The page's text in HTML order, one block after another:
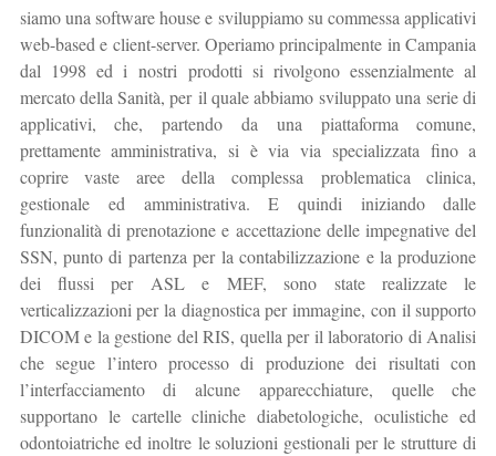
siamo una software house e sviluppiamo su commessa applicativi
web-based e client-server. Operiamo principalmente in Campania
dal 1998 ed i nostri prodotti si rivolgono essenzialmente al
mercato della Sanità, per il quale abbiamo sviluppato una serie di
applicativi, che, partendo da una piattaforma comune,
prettamente amministrativa, si è via via specializzata fino a
coprire vaste aree della complessa problematica clinica,
gestionale ed amministrativa. E quindi iniziando dalle
funzionalità di prenotazione e accettazione delle impegnative del
SSN, punto di partenza per la contabilizzazione e la produzione
dei flussi per ASL e MEF, sono state realizzate le
verticalizzazioni per la diagnostica per immagine, con il supporto
DICOM e la gestione del RIS, quella per il laboratorio di Analisi
che segue l’intero processo di produzione dei risultati con
l’interfacciamento di alcune apparecchiature, quelle che
supportano le cartelle cliniche diabetologiche, oculistiche ed
odontoiatriche ed inoltre le soluzioni gestionali per le strutture di